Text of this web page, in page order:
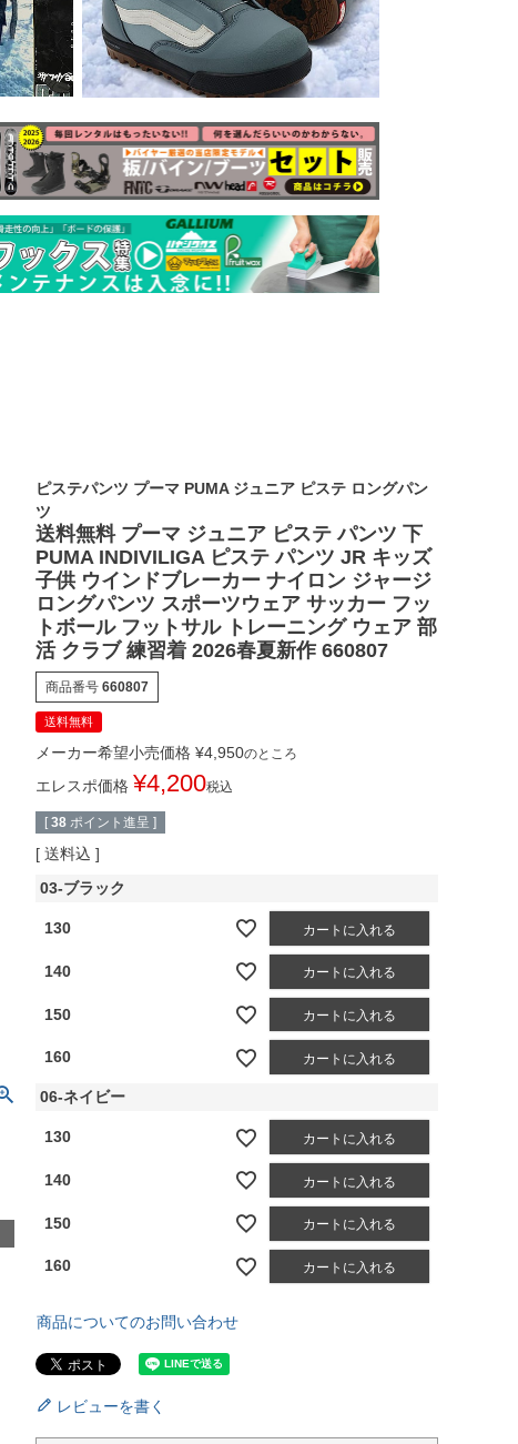
ピステパンツ プーマ PUMA ジュニア ピステ ロングパン
ツ
送料無料 プーマ ジュニア ピステ パンツ 下
PUMA INDIVILIGA ピステ パンツ JR キッズ
子供 ウインドブレーカー ナイロン ジャージ
ロングパンツ スポーツウェア サッカー フッ
トボール フットサル トレーニング ウェア 部
活 クラブ 練習着 2026春夏新作 660807
商品番号 660807
送料無料
メーカー希望小売価格 ¥4,950のところ
エレスポ価格 ¥4,200税込
[ 38 ポイント進呈 ]
送料込
03-ブラック
130 カートに入れる
140 カートに入れる
150 カートに入れる
160 カートに入れる
06-ネイビー
130 カートに入れる
140 カートに入れる
150 カートに入れる
160 カートに入れる
商品についてのお問い合わせ
レビューを書く